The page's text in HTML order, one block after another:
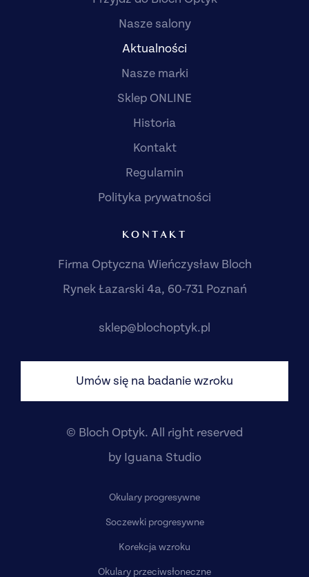
Nasze salony
Aktualności
Nasze marki
Sklep ONLINE
Historia
Kontakt
Regulamin
Polityka prywatności
KONTAKT
Firma Optyczna Wieńczysław Bloch
Rynek Łazarski 4a, 60-731 Poznań
sklep@blochoptyk.pl
Umów się na badanie wzroku
© Bloch Optyk. All right reserved
by Iguana Studio
Okulary progresywne
Soczewki progresywne
Korekcja wzroku
Okulary przeciwsłoneczne